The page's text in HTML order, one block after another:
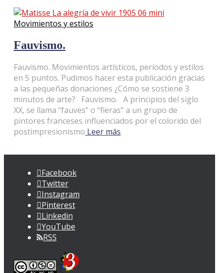
Movimientos y estilos
Fauvismo.
Fauvismo. Movimientos artísticos, períodos y estilos
en 5 puntos. Pudimos hacer esta publicación gracias
a las pequeñas donaciones ¿Cómo se sostiene 3
minutos de arte? Fauvismo. A principios del siglo
XX, se llama “fauves” o “fieras” a un grupo de
pintores franceses influenciados por el colorido del
postimpresionismo Leer más
Facebook
Twitter
Instagram
Pinterest
Linkedin
YouTube
RSS